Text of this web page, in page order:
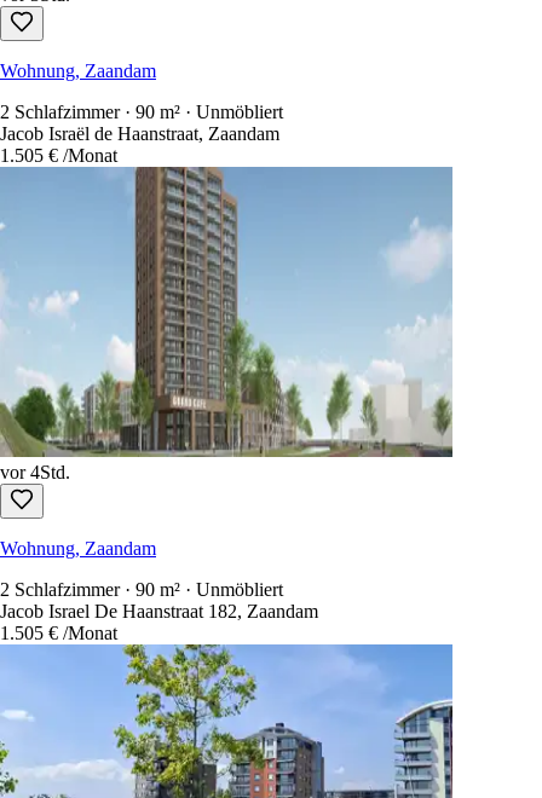
Wohnung, Zaandam
2 Schlafzimmer · 90 m² · Unmöbliert
Jacob Israël de Haanstraat, Zaandam
1.505 € /Monat
vor 4Std.
Wohnung, Zaandam
2 Schlafzimmer · 90 m² · Unmöbliert
Jacob Israel De Haanstraat 182, Zaandam
1.505 € /Monat